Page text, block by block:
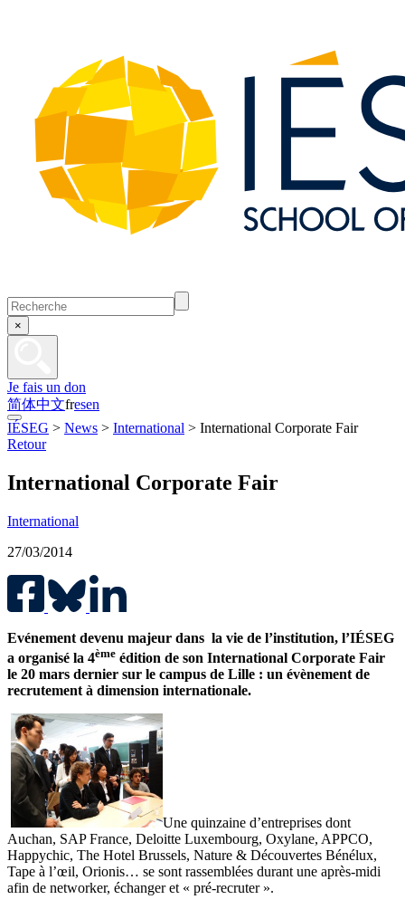
×
Je fais un don
简体中文fresen
IÉSEG > News > International > International Corporate Fair
Retour
International Corporate Fair
International
27/03/2014
Evénement devenu majeur dans la vie de l’institution, l’IÉSEG
a organisé la 4ème édition de son International Corporate Fair
le 20 mars dernier sur le campus de Lille : un évènement de
recrutement à dimension internationale.
Une quinzaine d’entreprises dont
Auchan, SAP France, Deloitte Luxembourg, Oxylane, APPCO,
Happychic, The Hotel Brussels, Nature & Découvertes Bénélux,
Tape à l’œil, Orionis… se sont rassemblées durant une après-midi
afin de networker, échanger et « pré-recruter ».